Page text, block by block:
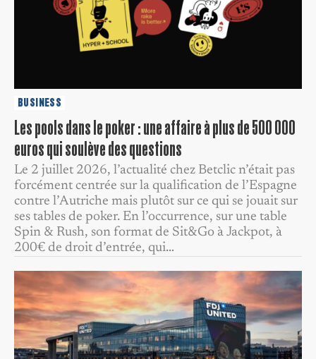
BUSINESS
Les pools dans le poker : une affaire à plus de 500 000
euros qui soulève des questions
Le 2 juillet 2026, l’actualité chez Betclic n’était pas
forcément centrée sur la qualification de l’Espagne
contre l’Autriche mais plutôt sur ce qui se jouait sur
ses tables de poker. En l’occurrence, sur une table
Spin & Rush, son format de Sit&Go à Jackpot, à
200€ de droit d’entrée, qui…